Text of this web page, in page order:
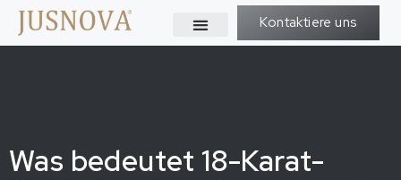
Kontaktiere uns
Was bedeutet 18-Karat-